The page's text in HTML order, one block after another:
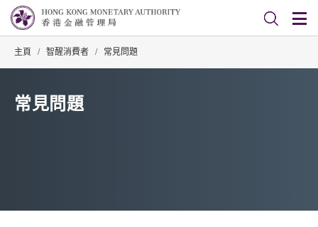
主頁 / 智醒消費者 / 常見問題
常見問題